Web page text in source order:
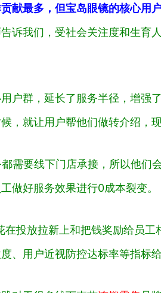
献最多，但宝岛眼镜的核心用
诉我们，受社会关注度和生育
户群，延长了服务半径，增强了
，就让用户帮他们做转介绍，
需要线下门店承接，所以他
做好服务效果进行0成本裂变。
在投放拉新上和把钱奖励给员
、用户近视防控达标率等指标给